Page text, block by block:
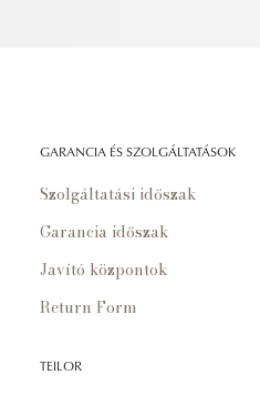
GARANCIA ÉS SZOLGÁLTATÁSOK
Szolgáltatási időszak
Garancia időszak
Javító központok
Return Form
TEILOR